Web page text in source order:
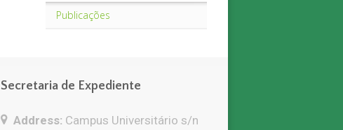
Publicações
Secretaria de Expediente
Address: Campus Universitário s/n